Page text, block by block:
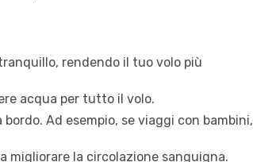
rendendo il tuo volo più
acqua per tutto il volo.
Ad esempio, se viaggi con bambini,
migliorare la circolazione sanguigna.